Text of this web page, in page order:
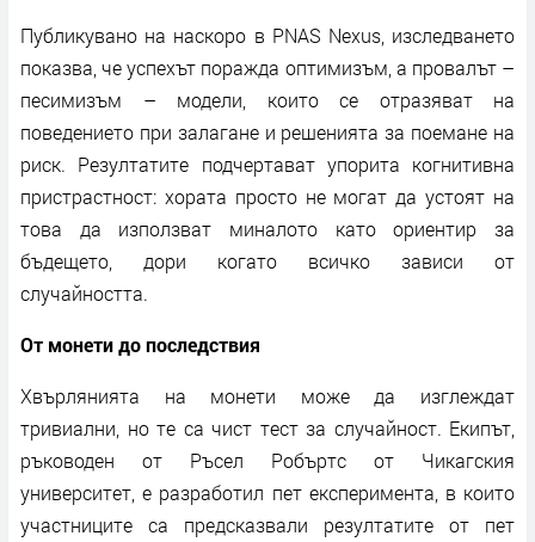
Публикувано на наскоро в PNAS Nexus, изследването
показва, че успехът поражда оптимизъм, а провалът –
песимизъм – модели, които се отразяват на
поведението при залагане и решенията за поемане на
риск. Резултатите подчертават упорита когнитивна
пристрастност: хората просто не могат да устоят на
това да използват миналото като ориентир за
бъдещето, дори когато всичко зависи от
случайността.
От монети до последствия
Хвърлянията на монети може да изглеждат
тривиални, но те са чист тест за случайност. Екипът,
ръководен от Ръсел Робъртс от Чикагския
университет, е разработил пет експеримента, в които
участниците са предсказвали резултатите от пет